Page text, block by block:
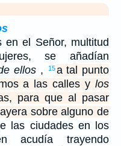
el Señor, multitud
se añadían
ellos , 15 a tal punto
a las calles y los
para que al pasar
sobre alguno de
las ciudades en los
acudía trayendo